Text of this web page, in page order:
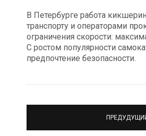
В Петербурге работа
транспорту и операторами
ограничения скорости:
С ростом популярности
предпочтение безопасности.